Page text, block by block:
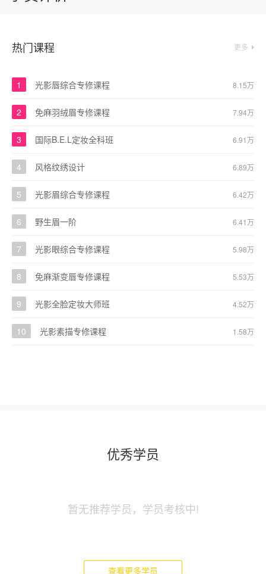
更多
热门课程
8.15万
1 光影唇综合专修课程
7.94万
2 免麻羽绒眉专修课程
6.91万
3 国际B.E.L定妆全科班
6.89万
4 风格纹绣设计
6.42万
5 光影眉综合专修课程
6.41万
6 野生眉一阶
5.98万
7 光影眼综合专修课程
5.53万
8 免麻渐变唇专修课程
4.52万
9 光影全脸定妆大师班
1.58万
10 光影素描专修课程
优秀学员
暂无推荐学员，学员考核中!
查看更多学员